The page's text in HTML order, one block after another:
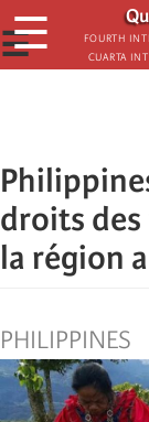
Παράκαμψη
προς
το
Fourth
Cuarta
☰
☰
droits des
la région
PHILIPPINES